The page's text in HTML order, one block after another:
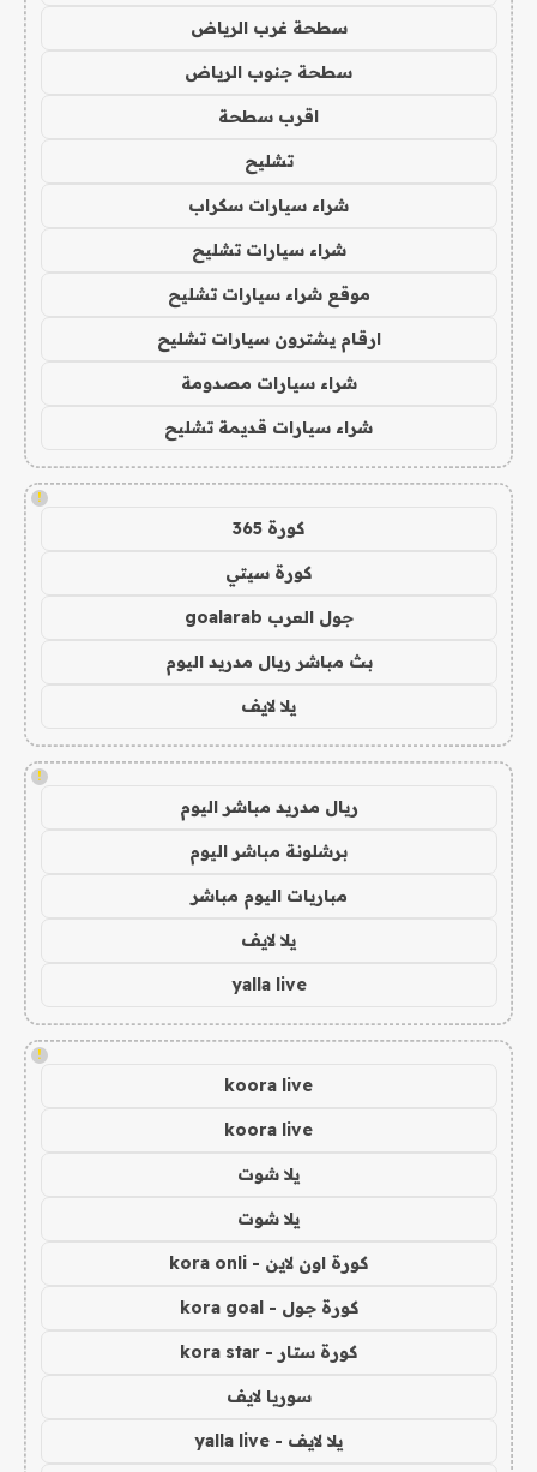
سطحة غرب الرياض
سطحة جنوب الرياض
اقرب سطحة
تشليح
شراء سيارات سكراب
شراء سيارات تشليح
موقع شراء سيارات تشليح
ارقام يشترون سيارات تشليح
شراء سيارات مصدومة
شراء سيارات قديمة تشليح
!
كورة 365
كورة سيتي
جول العرب goalarab
بث مباشر ريال مدريد اليوم
يلا لايف
!
ريال مدريد مباشر اليوم
برشلونة مباشر اليوم
مباريات اليوم مباشر
يلا لايف
yalla live
!
koora live
koora live
يلا شوت
يلا شوت
كورة اون لاين - kora onli
كورة جول - kora goal
كورة ستار - kora star
سوريا لايف
يلا لايف - yalla live